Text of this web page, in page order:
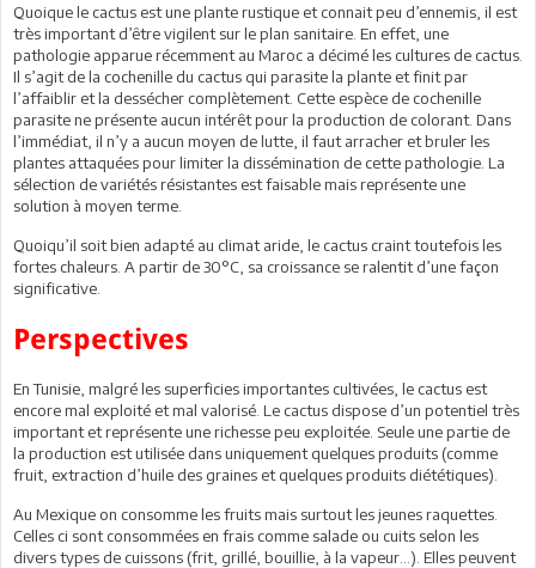
Quoique le cactus est une plante rustique et connait peu d’ennemis, il est
très important d’être vigilent sur le plan sanitaire. En effet, une
pathologie apparue récemment au Maroc a décimé les cultures de cactus.
Il s’agit de la cochenille du cactus qui parasite la plante et finit par
l’affaiblir et la dessécher complètement. Cette espèce de cochenille
parasite ne présente aucun intérêt pour la production de colorant. Dans
l’immédiat, il n’y a aucun moyen de lutte, il faut arracher et bruler les
plantes attaquées pour limiter la dissémination de cette pathologie. La
sélection de variétés résistantes est faisable mais représente une
solution à moyen terme.
Quoiqu’il soit bien adapté au climat aride, le cactus craint toutefois les
fortes chaleurs. A partir de 30°C, sa croissance se ralentit d’une façon
significative.
Perspectives
En Tunisie, malgré les superficies importantes cultivées, le cactus est
encore mal exploité et mal valorisé. Le cactus dispose d’un potentiel très
important et représente une richesse peu exploitée. Seule une partie de
la production est utilisée dans uniquement quelques produits (comme
fruit, extraction d’huile des graines et quelques produits diététiques).
Au Mexique on consomme les fruits mais surtout les jeunes raquettes.
Celles ci sont consommées en frais comme salade ou cuits selon les
divers types de cuissons (frit, grillé, bouillie, à la vapeur…). Elles peuvent